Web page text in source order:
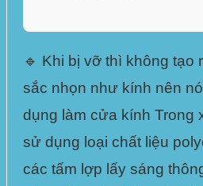
🔹 Khi bị vỡ thì không tạo
sắc nhọn như kính nên
dụng làm cửa kính Trong
sử dụng loại chất liệu
các tấm lợp lấy sáng